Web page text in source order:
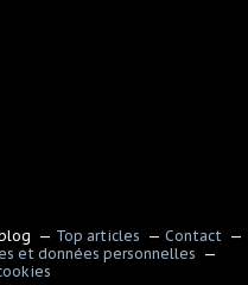
Top articles
Contact
et données personnelles